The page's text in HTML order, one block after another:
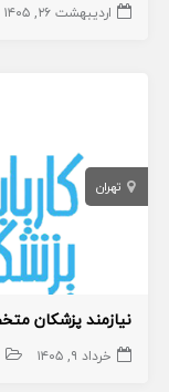
اردیبهشت ۲۶, ۱۴۰۵
تهران
خرداد ۹, ۱۴۰۵